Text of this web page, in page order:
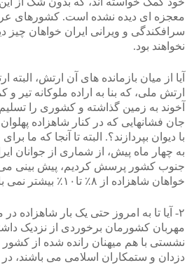
معجزه ای دیده نشده است. کشورهای
سرافکندگی و ویرانی ایران خواهان چیز
نخواهند بود.
آیا از میان بازمانده های آن ارتش،
ارتش ملی، که بنا به اراده ملوکانه تیر و
آخوند به زمین گذاشته و کشوری را
جان فشانهایی که در کنار شاهزاده پهلوان
با دیوان بپردازند؟. البته تا آنجا که ما
به چهار ماه پیش، از شماری از جوانان
جنوب کشور پرسش کردیم، پیش بینی می
خواهان شاهزاده از ۸٪ تا۱۰٪ بیشتر نمی باشد.
۲- آیا تا به امروز حتی یک بار شاهزاده
مهربان کشورمان برخوردی از نزدیک
نشستی با هم میهنان رانده شده از
دزدان و ستمکاران اسلامی می باشند،